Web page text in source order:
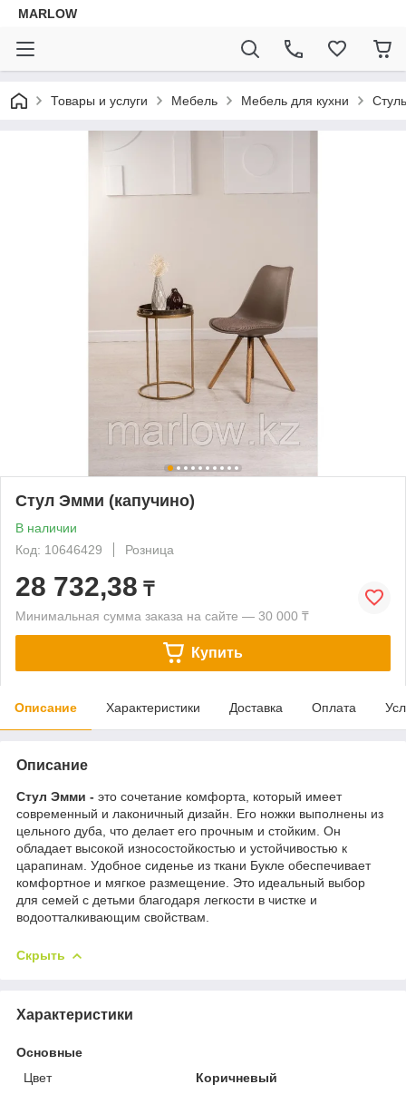
MARLOW
Товары и услуги Мебель Мебель для кухни
Стул Эмми (капучино)
В наличии
Код: 10646429
Розница
28 732,38 ₸
Минимальная сумма заказа на сайте — 30 000 ₸
Купить
Описание Характеристики Доставка Оплата
Описание
Стул Эмми - это сочетание комфорта, который имеет
современный и лаконичный дизайн. Его ножки выполнены из
цельного дуба, что делает его прочным и стойким. Он
обладает высокой износостойкостью и устойчивостью к
царапинам. Удобное сиденье из ткани Букле обеспечивает
комфортное и мягкое размещение. Это идеальный выбор
для семей с детьми благодаря легкости в чистке и
водоотталкивающим свойствам.
Скрыть
Характеристики
Основные
Цвет
Коричневый